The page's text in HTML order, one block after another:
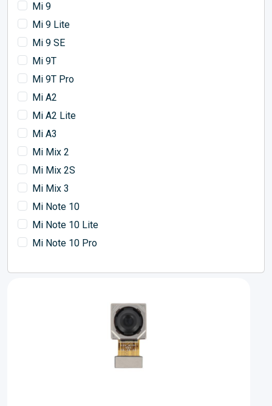
Mi 9
Mi 9 Lite
Mi 9 SE
Mi 9T
Mi 9T Pro
Mi A2
Mi A2 Lite
Mi A3
Mi Mix 2
Mi Mix 2S
Mi Mix 3
Mi Note 10
Mi Note 10 Lite
Mi Note 10 Pro